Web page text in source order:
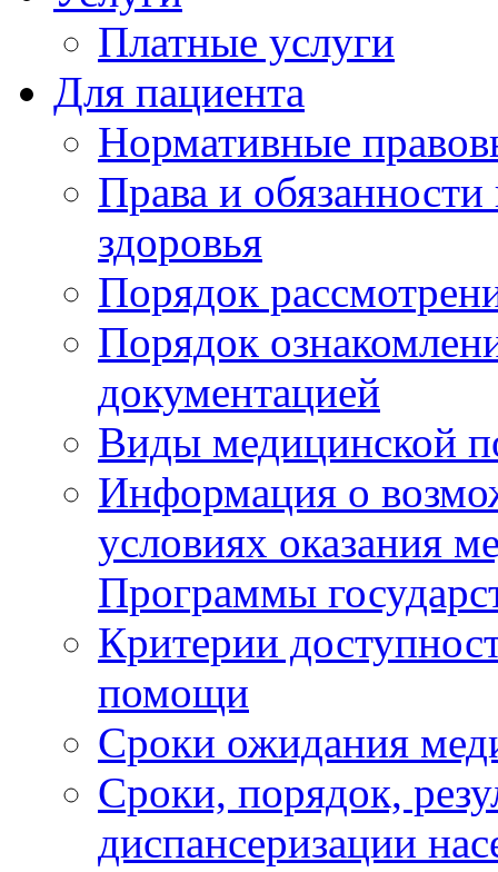
Платные услуги
Для пациента
Нормативные
Права и
здоровья
Порядок
Порядок
документацией
Виды медицинской
Информация о
условиях оказания
Программы
Критерии
помощи
Сроки ожидания
Сроки, порядок,
диспансеризации